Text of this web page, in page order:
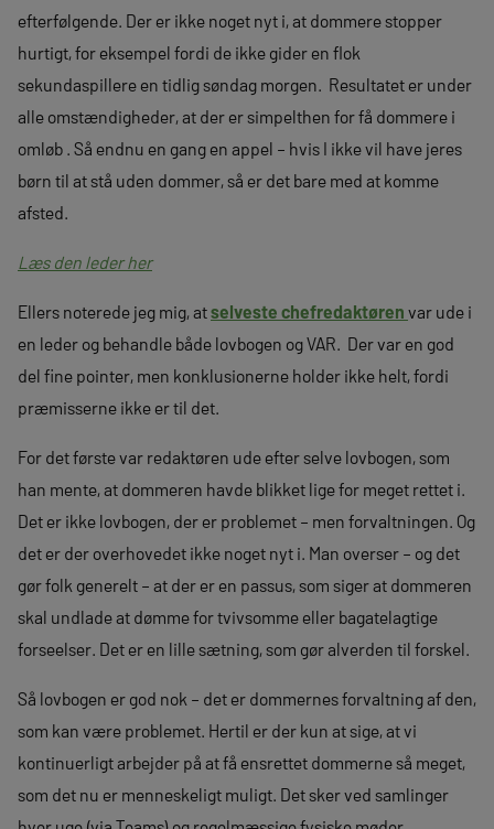
efterfølgende. Der er ikke noget nyt i, at dommere stopper
hurtigt, for eksempel fordi de ikke gider en flok
sekundaspillere en tidlig søndag morgen. Resultatet er under
alle omstændigheder, at der er simpelthen for få dommere i
omløb . Så endnu en gang en appel – hvis I ikke vil have jeres
børn til at stå uden dommer, så er det bare med at komme
afsted.
Læs den leder her
Ellers noterede jeg mig, atselveste chefredaktøren var ude i
en leder og behandle både lovbogen og VAR. Der var en god
del fine pointer, men konklusionerne holder ikke helt, fordi
præmisserne ikke er til det.
For det første var redaktøren ude efter selve lovbogen, som
han mente, at dommeren havde blikket lige for meget rettet i.
Det er ikke lovbogen, der er problemet – men forvaltningen. Og
det er der overhovedet ikke noget nyt i. Man overser – og det
gør folk generelt – at der er en passus, som siger at dommeren
skal undlade at dømme for tvivsomme eller bagatelagtige
forseelser. Det er en lille sætning, som gør alverden til forskel.
Så lovbogen er god nok – det er dommernes forvaltning af den,
som kan være problemet. Hertil er der kun at sige, at vi
kontinuerligt arbejder på at få ensrettet dommerne så meget,
som det nu er menneskeligt muligt. Det sker ved samlinger